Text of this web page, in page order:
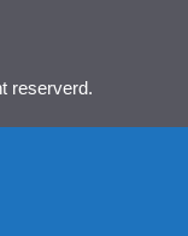
reserverd.